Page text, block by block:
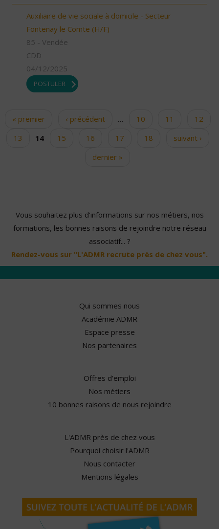
Auxiliaire de vie sociale à domicile - Secteur
Fontenay le Comte (H/F)
85 - Vendée
CDD
04/12/2025
POSTULER
Pages
« premier ‹ précédent … 10 11
12
13
14 15 16 17 18
suivant ›
dernier »
Vous souhaitez plus d'informations sur nos métiers, nos
formations, les bonnes raisons de rejoindre notre réseau
associatif... ?
Rendez-vous sur "L'ADMR recrute près de chez vous".
Qui sommes nous
Académie ADMR
Espace presse
Nos partenaires
Offres d'emploi
Nos métiers
10 bonnes raisons de nous rejoindre
L'ADMR près de chez vous
Pourquoi choisir l'ADMR
Nous contacter
Mentions légales